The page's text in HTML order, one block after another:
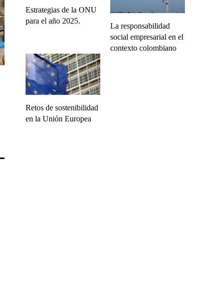
Estrategias de la ONU
para el año 2025.
La responsabilidad
social empresarial en el
contexto colombiano
Retos de sostenibilidad
en la Unión Europea